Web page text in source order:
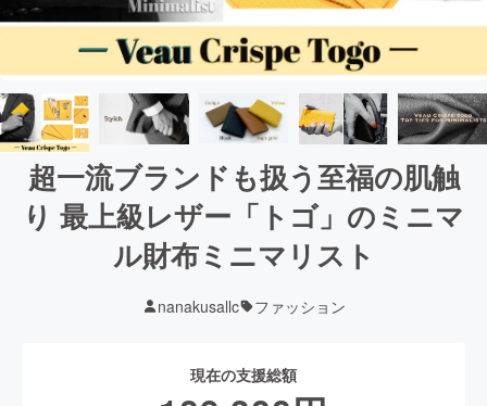
超一流ブランドも扱う至福の肌触
り 最上級レザー「トゴ」のミニマ
ル財布ミニマリスト
nanakusallc ファッション
現在の支援総額